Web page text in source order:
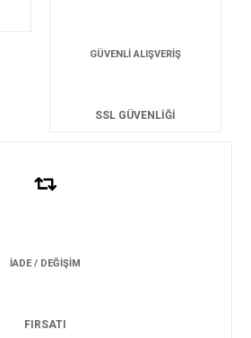
GÜVENLİ ALIŞVERİŞ
SSL GÜVENLİĞİ
İADE / DEĞİŞİM
FIRSATI